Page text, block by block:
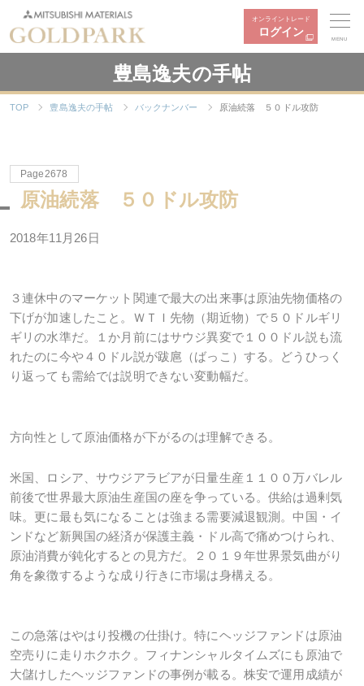
オンライントレード
ログイン
MENU
豊島逸夫の手帖
TOP 豊島逸夫の手帖 バックナンバー 原油続落 ５０ドル攻防
Page2678
原油続落 ５０ドル攻防
2018年11月26日
３連休中のマーケット関連で最大の出来事は原油先物価格の
下げが加速したこと。ＷＴＩ先物（期近物）で５０ドルギリ
ギリの水準だ。１か月前にはサウジ異変で１００ドル説も流
れたのに今や４０ドル説が跋扈（ばっこ）する。どうひっく
り返っても需給では説明できない変動幅だ。
方向性として原油価格が下がるのは理解できる。
米国、ロシア、サウジアラビアが日量生産１１００万バレル
前後で世界最大原油生産国の座を争っている。供給は過剰気
味。更に最も気になることは強まる需要減退観測。中国・イ
ンドなど新興国の経済が保護主義・ドル高で痛めつけられ、
原油消費が鈍化するとの見方だ。２０１９年世界景気曲がり
角を象徴するような成り行きに市場は身構える。
この急落はやはり投機の仕掛け。特にヘッジファンドは原油
空売りに走りホクホク。フィナンシャルタイムズにも原油で
大儲けしたヘッジファンドの事例が載る。株安で運用成績が